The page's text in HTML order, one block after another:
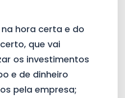
na hora certa e do
que vai
os investimentos
e de dinheiro
pela empresa;